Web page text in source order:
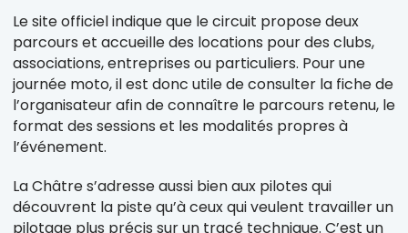
Le site officiel indique que le circuit propose deux
parcours et accueille des locations pour des clubs,
associations, entreprises ou particuliers. Pour une
journée moto, il est donc utile de consulter la fiche de
l’organisateur afin de connaître le parcours retenu, le
format des sessions et les modalités propres à
l’événement.
La Châtre s’adresse aussi bien aux pilotes qui
découvrent la piste qu’à ceux qui veulent travailler un
pilotage plus précis sur un tracé technique. C’est un